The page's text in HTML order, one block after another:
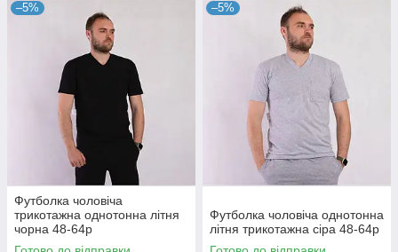
–5%
Футболка чоловіча
трикотажна однотонна літня
чорна 48-64р
–5%
Футболка чоловіча однотонна
літня трикотажна сіра 48-64р